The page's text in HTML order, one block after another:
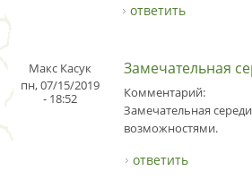
ответить
Макс Касук
пн, 07/15/2019
- 18:52
Замечательная
Комментарий:
Замечательная
возможностями.
ответить